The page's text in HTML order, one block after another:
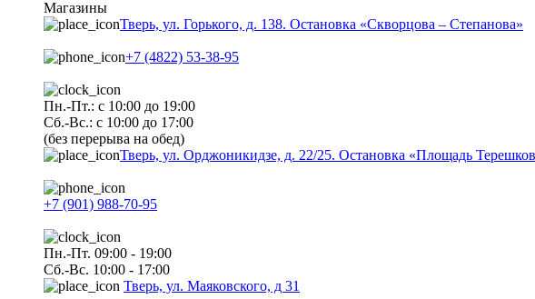
Магазины
Тверь, ул. Горького, д. 138. Остановка «Скворцова – Степанова»
+7 (4822) 53-38-95
Пн.-Пт.: с 10:00 до 19:00
Сб.-Вс.: с 10:00 до 17:00
(без перерыва на обед)
Тверь, ул. Орджоникидзе, д. 22/25. Остановка «Площадь
+7 (901) 988-70-95
Пн.-Пт. 09:00 - 19:00
Сб.-Вс. 10:00 - 17:00
Тверь, ул. Маяковского, д 31